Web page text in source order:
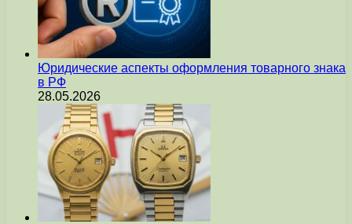
Юридические аспекты оформления товарного знака
в РФ
28.05.2026